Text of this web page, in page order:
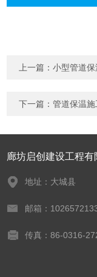
上一篇：小型管道
下一篇：管道保温
廊坊启创建设工程有
地址：大城县
邮箱：
传真：86-0316-